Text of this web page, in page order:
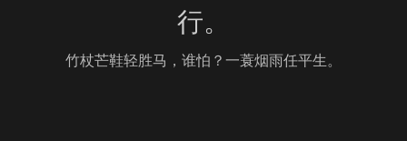
行。
竹杖芒鞋轻胜马，谁怕？一蓑烟雨任平生。